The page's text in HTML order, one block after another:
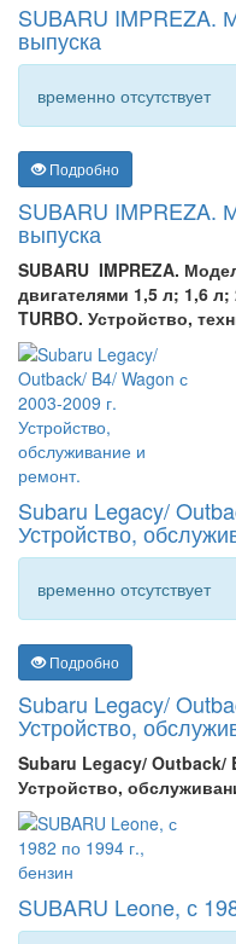
SUBARU IMPREZA.
выпуска
временно отсутствует
Подробно
SUBARU IMPREZA.
выпуска
SUBARU IMPREZA.
двигателями 1,5 л; 1,6
TURBO. Устройство,
Subaru Legacy/
Устройство,
временно отсутствует
Подробно
Subaru Legacy/
Устройство,
Subaru Legacy/ Outback/
Устройство,
SUBARU Leone, с